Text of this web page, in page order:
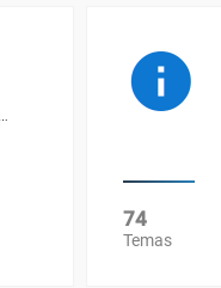
74
Temas